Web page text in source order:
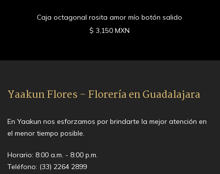
Caja octagonal rosita amor mío botón salido
$ 3,150 MXN
Yaakun Flores - Florería en Guadalajara
En Yaakun nos esforzamos por brindarte la mejor atención en
el menor tiempo posible.
Horario: 8:00 a.m. - 8:00 p.m.
Teléfono: (33) 2264 2899